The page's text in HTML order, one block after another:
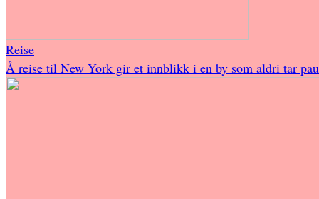
Reise
Å reise til New York gir et innblikk i en by som aldri tar